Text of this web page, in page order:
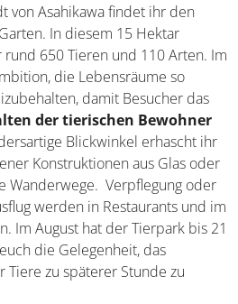
von Asahikawa findet ihr den
In diesem 15 Hektar
650 Tieren und 110 Arten. Im
die Lebensräume so
damit Besucher das
der tierischen Bewohner
Blickwinkel erhascht ihr
Konstruktionen aus Glas oder
Wanderwege. Verpflegung oder
werden in Restaurants und im
Im August hat der Tierpark bis 21
die Gelegenheit, das
zu späterer Stunde zu